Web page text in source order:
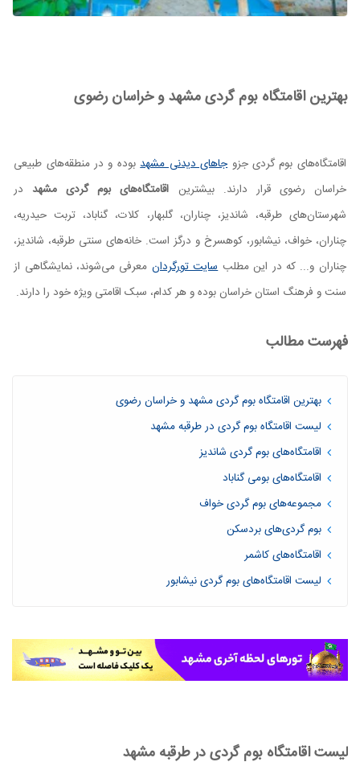
بهترین اقامتگاه بوم گردی مشهد و خراسان رضوی
اقامتگاه‌های بوم گردی جزوجاهای دیدنی مشهدبوده و در منطقه‌های طبیعی
خراسان رضوی قرار دارند. بیشترین اقامتگاه‌های بوم گردی مشهد در
شهرستان‌های طرقبه، شاندیز، چناران، گلبهار، کلات، گناباد، تربت حیدریه،
چناران، خواف، نیشابور، کوهسرخ و درگز است. خانه‌های سنتی طرقبه، شاندیز،
چناران و... که در این مطلبسایت تورگردان معرفی می‌شوند، نمایشگاهی از
سنت و فرهنگ استان خراسان بوده و هر کدام، سبک اقامتی ویژه خود را دارند.
فهرست مطالب
بهترین اقامتگاه بوم گردی مشهد و خراسان رضوی
لیست اقامتگاه بوم گردی در طرقبه مشهد
اقامتگاه‌های بوم گردی شاندیز
اقامتگاه‌های بومی گناباد
مجموعه‎‌های بوم گردی خواف
بوم گردی‌های بردسکن
اقامتگاه‌های کاشمر
لیست اقامتگاه‌های بوم گردی نیشابور
لیست اقامتگاه بوم گردی در طرقبه مشهد